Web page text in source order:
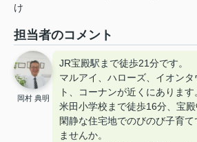
け
担当者のコメント
岡村 典明
JR宝殿駅まで徒歩21分です。
マルアイ、ハローズ、イオン
ト、コーナンが近くにあります
米田小学校まで徒歩16分、宝殿
閑静な住宅地でのびのび子育
ませんか。